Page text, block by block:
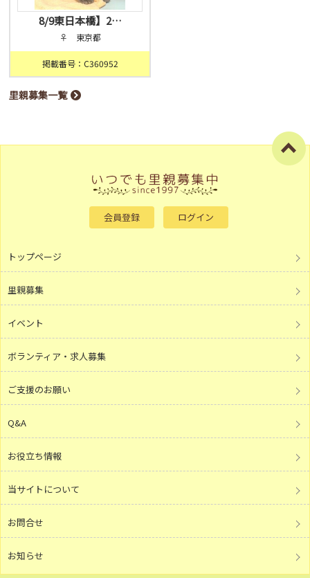
8/9東日本橋】2…
♀ 東京都
掲載番号：C360952
里親募集一覧
会員登録 ログイン
トップページ
里親募集
イベント
ボランティア・求人募集
ご支援のお願い
Q&A
お役立ち情報
当サイトについて
お問合せ
お知らせ